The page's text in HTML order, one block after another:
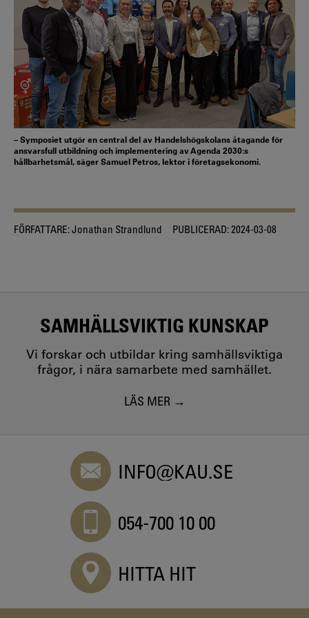
– Symposiet utgör en central del av Handelshögskolans åtagande för
ansvarsfull utbildning och implementering av Agenda 2030:s
hållbarhetsmål, säger Samuel Petros, lektor i företagsekonomi.
FÖRFATTARE:Jonathan Strandlund PUBLICERAD:2024-03-08
SAMHÄLLSVIKTIG KUNSKAP
Vi forskar och utbildar kring samhällsviktiga
frågor, i nära samarbete med samhället.
LÄS MER
INFO@KAU.SE
054-700 10 00
HITTA HIT